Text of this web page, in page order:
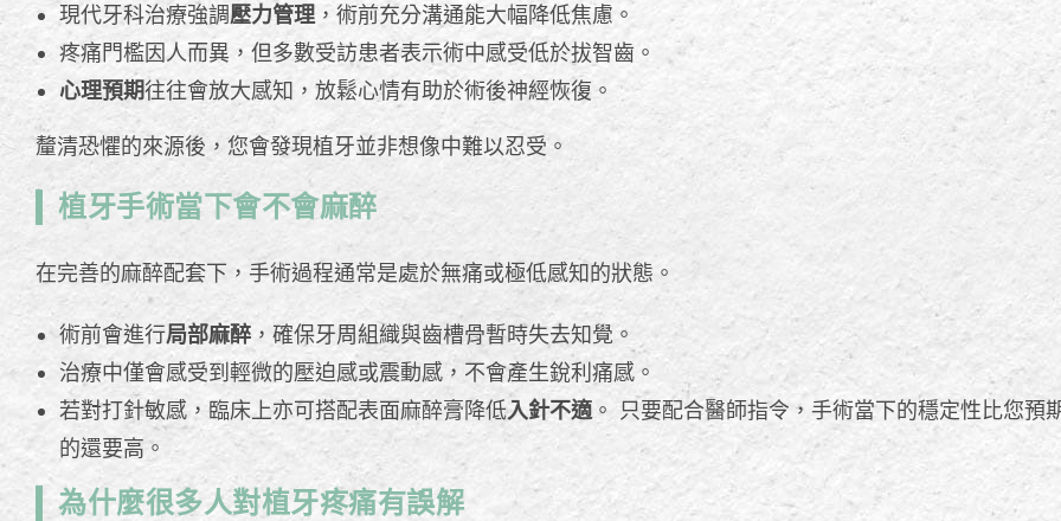
現代牙科治療強調壓力管理，術前充分溝通能大幅降低焦慮。
疼痛門檻因人而異，但多數受訪患者表示術中感受低於拔智齒。
心理預期往往會放大感知，放鬆心情有助於術後神經恢復。
釐清恐懼的來源後，您會發現植牙並非想像中難以忍受。
植牙手術當下會不會麻醉
在完善的麻醉配套下，手術過程通常是處於無痛或極低感知的狀態。
術前會進行局部麻醉 ，確保牙周組織與齒槽骨暫時失去知覺。
治療中僅會感受到輕微的壓迫感或震動感，不會產生銳利痛感。
若對打針敏感，臨床上亦可搭配表面麻醉膏降低入針不適。 只要配合醫師指令，手術當下的穩定性比您預
的還要高。
為什麼很多人對植牙疼痛有誤解